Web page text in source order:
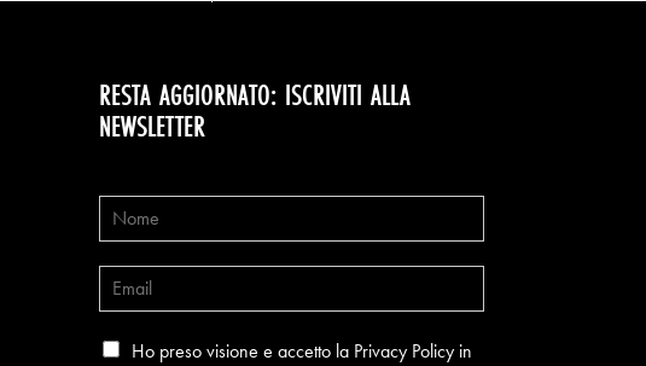
RESTA AGGIORNATO: ISCRIVITI ALLA
NEWSLETTER
Ho preso visione e accetto la Privacy Policy in